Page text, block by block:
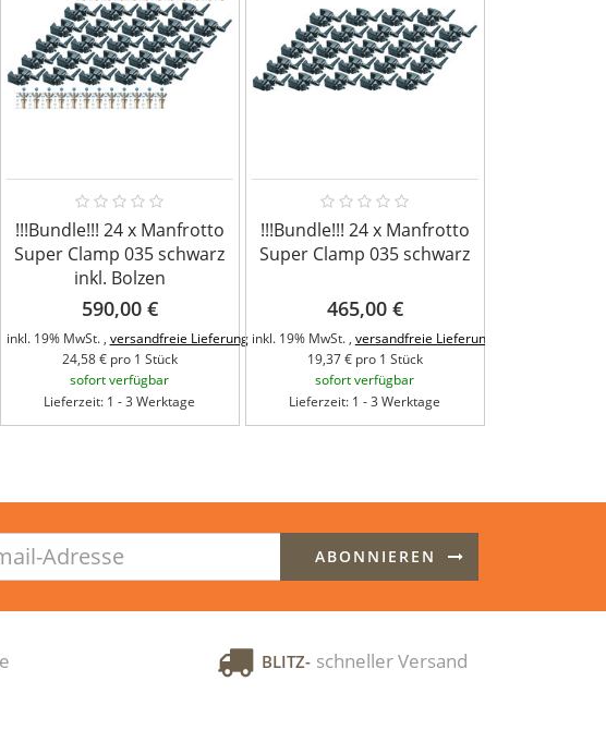
!!!Bundle!!! 24 x Manfrotto
Super Clamp 035 schwarz
inkl. Bolzen
590,00 €
inkl. 19% MwSt. , versandfreie Lieferung
24,58 € pro 1 Stück
sofort verfügbar
Lieferzeit: 1 - 3 Werktage
!!!Bundle!!! 24 x Manfrotto
Super Clamp 035 schwarz
465,00 €
inkl. 19% MwSt. , versandfreie Lieferung
19,37 € pro 1 Stück
sofort verfügbar
Lieferzeit: 1 - 3 Werktage
ABONNIEREN
BLITZ- schneller Versand